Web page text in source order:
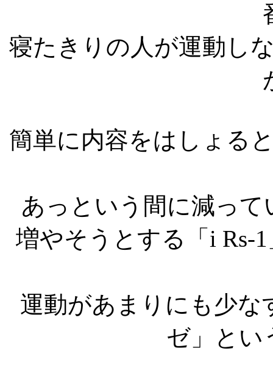
寝たきりの人が運動し
簡単に内容をはしょる
あっという間に減っ
増やそうとする「i Rs-
運動があまりにも少
ゼ」とい